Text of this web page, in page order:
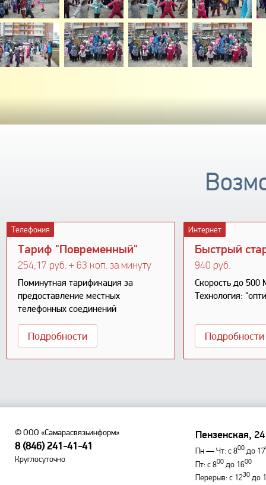
Телефония
Тариф "Повременный"
254,17 руб. + 63 коп. за минуту
Поминутная тарификация за
предоставление местных
телефонных соединений
Подробности
Интернет
Быстрый
940 руб.
Скорость до 500
Технология:
Подробности
© ООО «Самарасвязьинформ»
8 (846) 241-41-41
Круглосуточно
Пензенская, 24
Пн — Чт: с 800 до 17
Пт: с 800 до 1600
Перерыв: с 1230 до